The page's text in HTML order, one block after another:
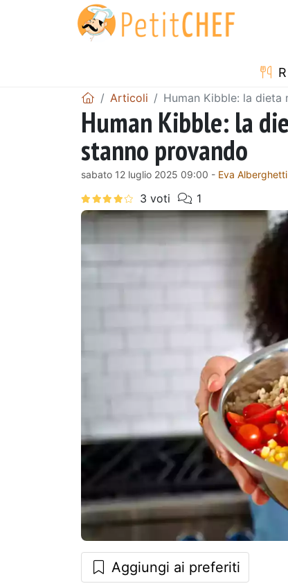
Articoli Human Kibble: la
Human Kibble: la
stanno provando
sabato 12 luglio 2025 09:00 - Eva Alberghetti
Aggiungi ai preferiti